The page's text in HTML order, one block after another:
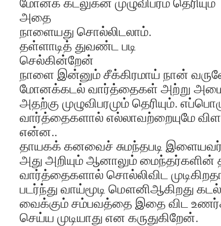
அதை
நாளையது சொல்லிடலாம்.
தள்ளாடித் துவண்ட படி
செல்கின்றேன்
நாளை இன்னும் சீக்கிரமாய் நான்
மோனக்கடல் வார்த்தைகள் அற்று
அதற்கு முழுவிபரமும் தெரியும்.
வார்த்தைகளால் எல்லாவற்றையுமே
என்ன..
தாயகக் கனவைச் சுமந்தபடி இளையவர்
அது அறியும் ஆனாலும் மைந்தர்களின்
வார்த்தைகளால் சொல்லிவிட
படர்ந்து வாய்மூடி மௌனிஆகிறது
வைக்கும் சம்பவத்தை இதை விட உணர்ச்சி
செய்ய முடியாது என கருதுகிறேன்.